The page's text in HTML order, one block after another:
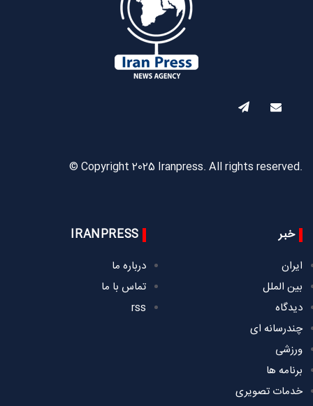
© Copyright 2025 Iranpress. All rights reserved.
خبر
ایران
بین الملل
دیدگاه
چندرسانه ای
ورزشی
برنامه ها
خدمات تصویری
IRANPRESS
درباره ما
تماس با ما
rss